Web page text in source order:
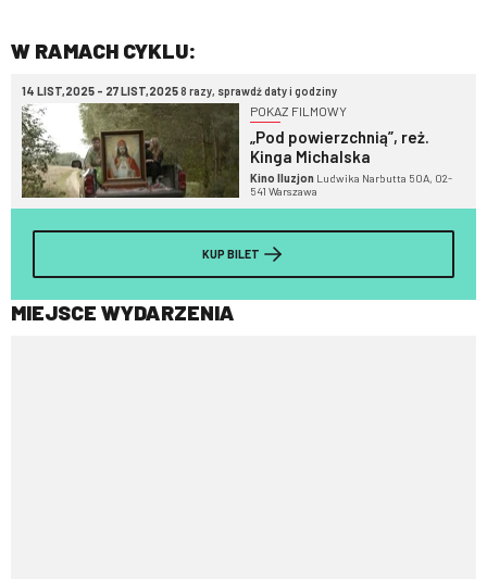
W RAMACH CYKLU:
14 LIST,2025 - 27 LIST,20258 razy, sprawdź daty i godziny
POKAZ FILMOWY
„Pod powierzchnią”, reż.
Kinga Michalska
Kino Iluzjon Ludwika Narbutta 50A, 02-
541 Warszawa
KUP BILET
MIEJSCE WYDARZENIA